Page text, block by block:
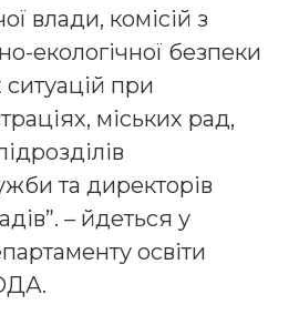
влади, комісій з
екологічної безпеки
при
міських рад,
та директорів
– йдеться у
освіти